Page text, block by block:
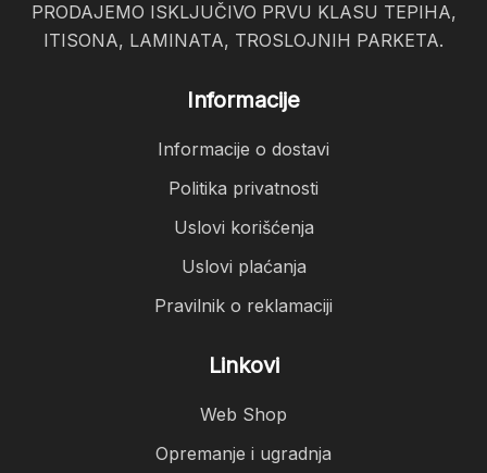
PRODAJEMO ISKLJUČIVO PRVU KLASU TEPIHA,
ITISONA, LAMINATA, TROSLOJNIH PARKETA.
Informacije
Informacije o dostavi
Politika privatnosti
Uslovi korišćenja
Uslovi plaćanja
Pravilnik o reklamaciji
Linkovi
Web Shop
Opremanje i ugradnja